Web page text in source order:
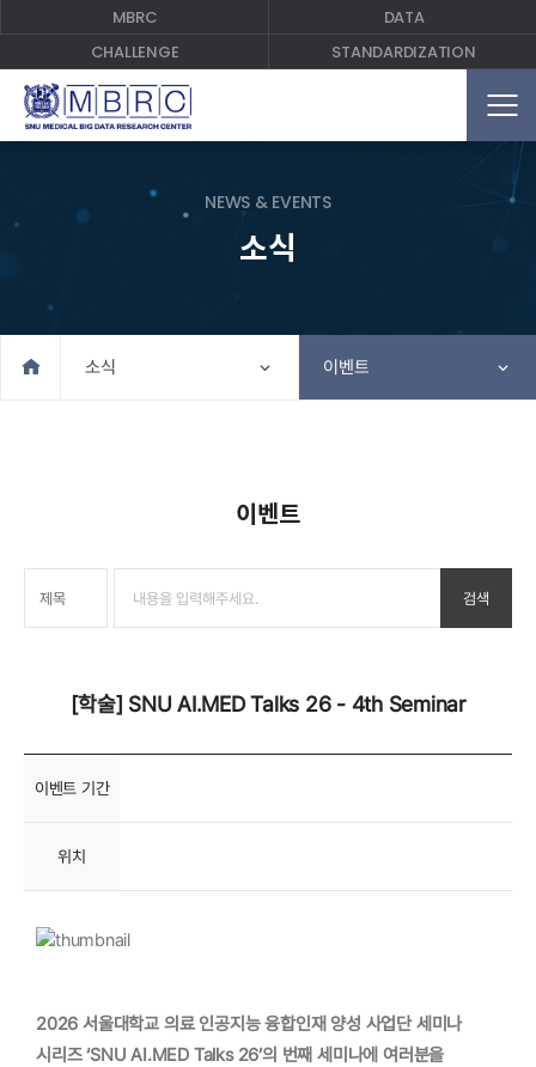
MBRC
DATA
CHALLENGE
STANDARDIZATION
NEWS & EVENTS
소식
소식 이벤트
이벤트
[학술] SNU AI.MED Talks 26 - 4th Seminar
이벤트 기간
위치
2026 서울대학교 의료 인공지능 융합인재 양성 사업단 세미나
시리즈 ‘SNU AI.MED Talks 26’의 번째 세미나에 여러분을